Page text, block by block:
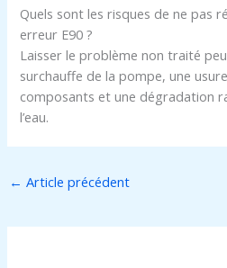
Quels sont les risques de ne pas
erreur E90 ?
Laisser le problème non traité
surchauffe de la pompe, une
composants et une dégradation
l’eau.
← Article précédent